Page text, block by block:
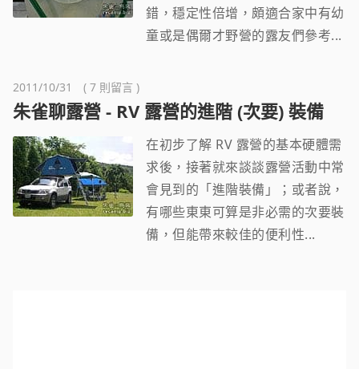
錯，穩定性倍增，頗適合家中有幼
童或是偶爾才野營的露友們參考...
2011/10/31 ( 7 則留言 )
朱雀聊露營 - RV 露營的進階 (次要) 裝備
在初步了解 RV 露營的基本硬體需
求後，接著就來談談露營活動中常
會見到的「進階裝備」；或者說，
有哪些東東可算是非必需的次要裝
備，但能帶來較佳的便利性...